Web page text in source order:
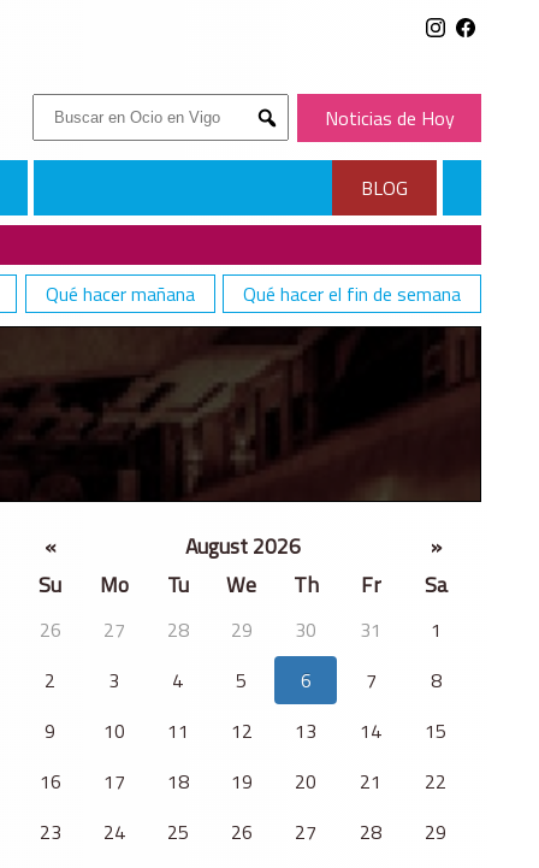
Buscar:
Submit
Noticias de Hoy
BLOG
Qué hacer mañana Qué hacer el fin de semana
« August 2026
»
Su
Mo Tu We Th Fr Sa
26 27 28 29 30 31
1
2
3 4 5 6 7
8
9
10 11 12 13 14
15
16
17 18 19 20 21
22
23
24 25 26 27 28
29